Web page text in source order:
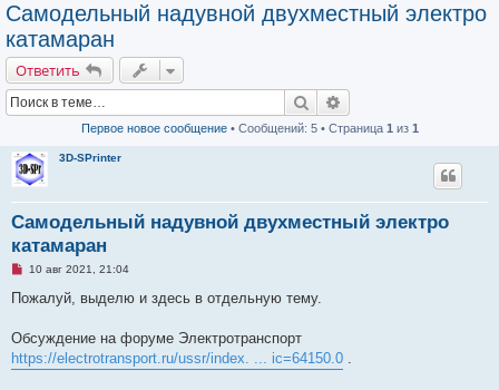
Самодельный надувной двухместный электро
катамаран
Ответить
Поиск
Первое новое сообщение• Сообщений: 5 • Страница 1 из 1
3D-SPrinter
Самодельный надувной двухместный электро
катамаран
Н
п
ч
т
10 авг 2021, 21:04
Пожалуй, выделю и здесь в отдельную тему.
Обсуждение на форуме Электротранспорт
https://electrotransport.ru/ussr/index. ... ic=64150.0 .